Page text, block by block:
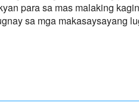
para sa mas malaking
sa mga makasaysayang